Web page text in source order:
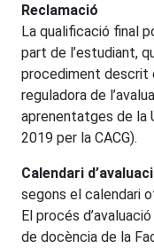
Reclamació
La qualificació final
part de l’estudiant,
procediment descrit
reguladora de
aprenentatges de la
2019 per la CACG).
Calendari
segons el calendari
El procés
de docència de la